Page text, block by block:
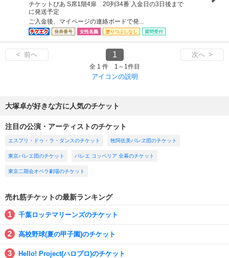
チケットぴあ S席1階4扉 20列34番 入金日の3日後まで
に発送予定
ご入金後、マイページの連絡ボードで発...
発券番号 女性名義 塗りつぶしなし 質問受付
< 前へ 1 次へ >
全 1 件 1～1件目
アイコンの説明
大塚卓が好きな方に人気のチケット
注目の公演・アーティストのチケット
エスプリ・ドゥ・ラ・ダンスのチケット 牧阿佐美バレヱ団のチケット
東京バレエ団のチケット バレエ コッペリア 全幕のチケット
東京二期会オペラ劇場のチケット
売れ筋チケットの最新ランキング
千葉ロッテマリーンズのチケット
高校野球(夏の甲子園)のチケット
Hello! Project(ハロプロ)のチケット